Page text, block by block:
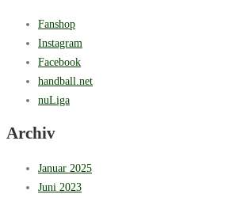
Fanshop
Instagram
Facebook
handball.net
nuLiga
Archiv
Januar 2025
Juni 2023